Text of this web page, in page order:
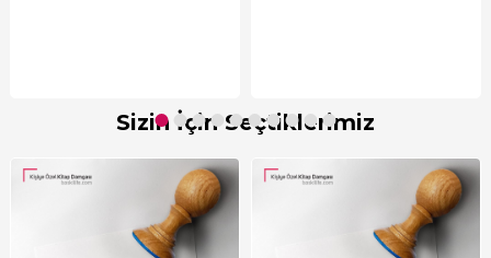
Sizin İçin Seçtiklerimiz